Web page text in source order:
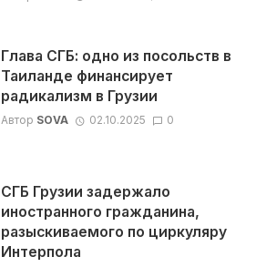
Глава СГБ: одно из посольств в
Таиланде финансирует
радикализм в Грузии
Автор SOVA 02.10.2025 0
СГБ Грузии задержало
иностранного гражданина,
разыскиваемого по циркуляру
Интерпола